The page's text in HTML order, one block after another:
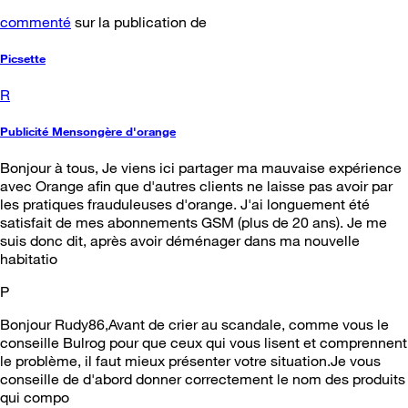
commenté sur la publication de
Picsette
R
Publicité Mensongère d'orange
Bonjour à tous, Je viens ici partager ma mauvaise expérience
avec Orange afin que d'autres clients ne laisse pas avoir par
les pratiques frauduleuses d'orange. J'ai longuement été
satisfait de mes abonnements GSM (plus de 20 ans). Je me
suis donc dit, après avoir déménager dans ma nouvelle
habitatio
P
Bonjour Rudy86,Avant de crier au scandale, comme vous le
conseille Bulrog pour que ceux qui vous lisent et comprennent
le problème, il faut mieux présenter votre situation.Je vous
conseille de d'abord donner correctement le nom des produits
qui compo